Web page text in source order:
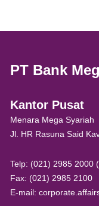
PT Bank
Kantor Pusat
Menara Mega Syariah
Jl. HR Rasuna Said
Telp: (021) 2985 2000
Fax: (021) 2985 2100
E-mail: